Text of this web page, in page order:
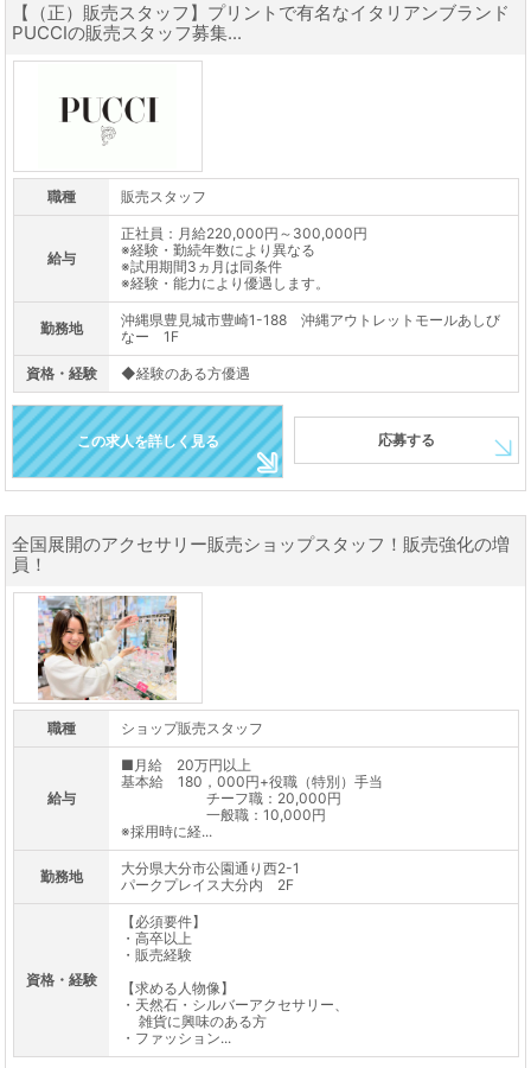
【（正）販売スタッフ】プリントで有名なイタリアンブランド
PUCCIの販売スタッフ募集...
職種 販売スタッフ
給与
正社員：月給220,000円～300,000円
※経験・勤続年数により異なる
※試用期間3ヵ月は同条件
※経験・能力により優遇します。
勤務地
沖縄県豊見城市豊崎1-188 沖縄アウトレットモールあしび
なー 1F
資格・経験 ◆経験のある方優遇
この求人を詳しく見る 応募する
全国展開のアクセサリー販売ショップスタッフ！販売強化の増
員！
職種 ショップ販売スタッフ
給与
■月給 20万円以上
基本給 180，000円+役職（特別）手当
チーフ職：20,000円
一般職：10,000円
※採用時に経...
勤務地
大分県大分市公園通り西2-1
パークプレイス大分内 2F
資格・経験
【必須要件】
・高卒以上
・販売経験
【求める人物像】
・天然石・シルバーアクセサリー、
雑貨に興味のある方
・ファッション...